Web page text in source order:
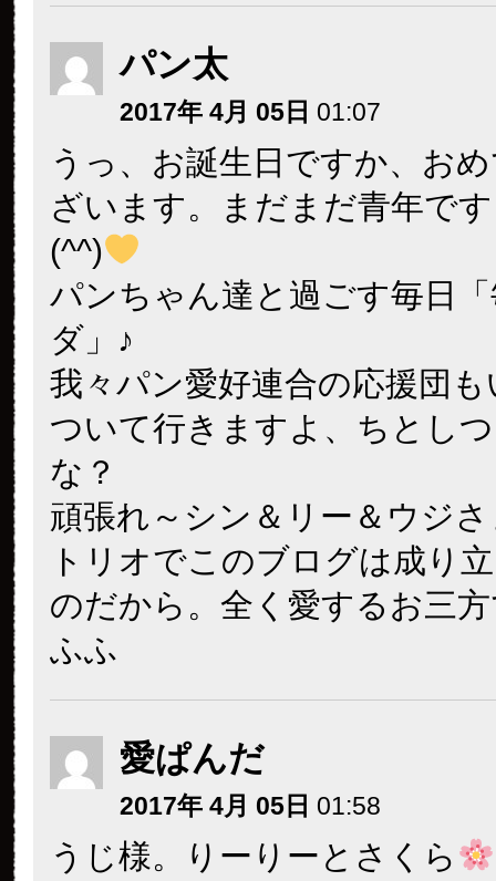
パン太
2017年 4月 05日 01:07
うっ、お誕生日ですか、お
ざいます。まだまだ青年で
(^^)
パンちゃん達と過ごす毎日
ダ」♪
我々パン愛好連合の応援団
ついて行きますよ、ちとし
な？
頑張れ～シン＆リー＆ウジ
トリオでこのブログは成り
のだから。全く愛するお三
ふふ
愛ぱんだ
2017年 4月 05日 01:58
うじ様。りーりーとさくら